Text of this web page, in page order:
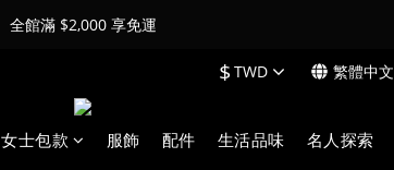
全館滿 $2,000 享免運
$ TWD 繁體中文
女士包款 服飾 配件 生活品味 名人探索